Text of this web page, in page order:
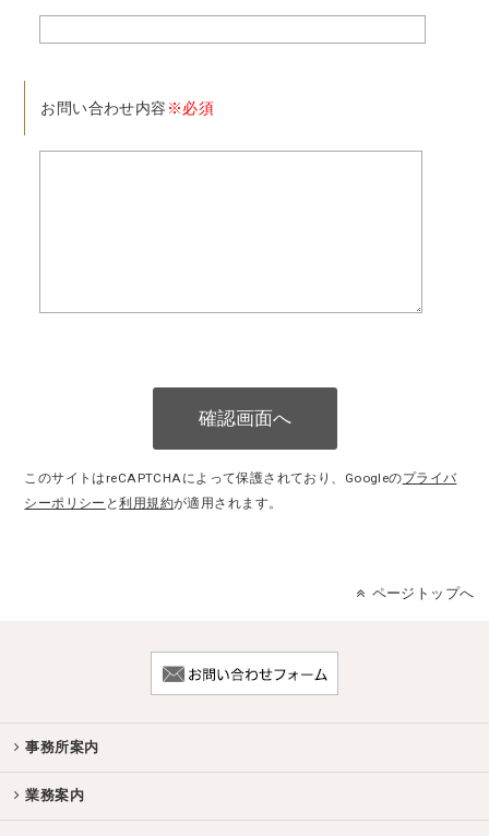
お問い合わせ内容 ※必須
このサイトはreCAPTCHAによって保護されており、Googleのプライバ
シーポリシー と利用規約が適用されます。
ページトップへ
事務所案内
業務案内